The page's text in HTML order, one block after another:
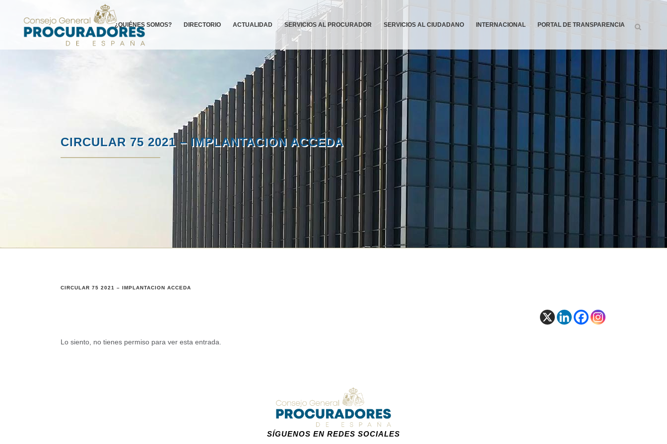
¿QUIÉNES SOMOS? DIRECTORIO ACTUALIDAD SERVICIOS AL PROCURADOR SERVICIOS AL CIUDADANO INTERNACIONAL PORTAL DE TRANSPARENCIA
CIRCULAR 75 2021 – IMPLANTACION ACCEDA
CIRCULAR 75 2021 – IMPLANTACION ACCEDA
Lo siento, no tienes permiso para ver esta entrada.
SÍGUENOS EN REDES SOCIALES